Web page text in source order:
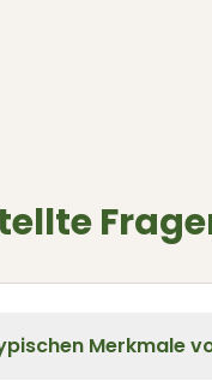
Merkmale